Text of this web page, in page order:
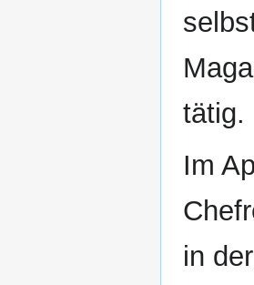
tätig.
Im
in